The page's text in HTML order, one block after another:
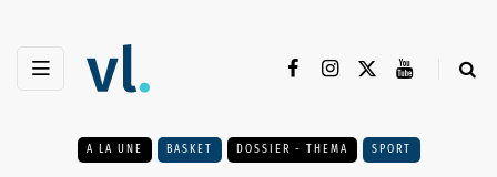
A LA UNE BASKET DOSSIER - THEMA SPORT